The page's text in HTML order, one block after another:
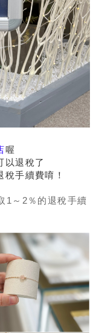
喔
以退稅了
手續費唷！
1～2％的退稅手續